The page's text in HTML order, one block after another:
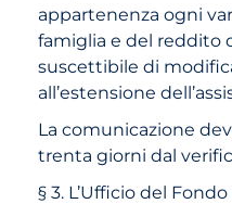
appartenenza ogni
famiglia e del reddito
suscettibile di
all’estensione
La comunicazione
trenta giorni dal
§ 3. L’Ufficio del